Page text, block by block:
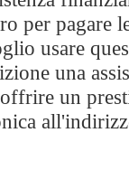
per pagare
usare
una
un